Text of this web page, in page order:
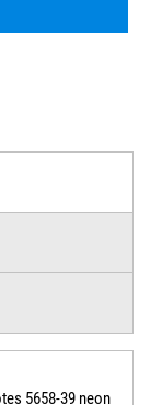
5658-39 neon